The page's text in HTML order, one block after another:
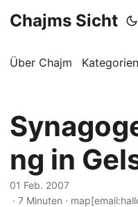
Chajms Sicht
Über Chajm Kategorien
ng in
01 Feb. 2007
· 7 Minuten ·